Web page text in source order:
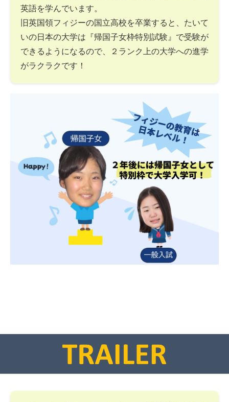
英語を学んでいます。
旧英国領フィジーの国立高校を卒業すると、たいて
いの日本の大学は『帰国子女枠特別試験』で受験が
できるようになるので、２ランク上の大学への進学
がラクラクです！